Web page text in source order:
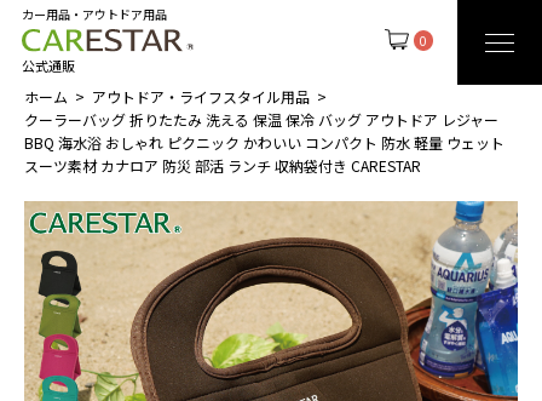
0
カー用品・アウトドア用品
公式通販
ホーム
アウトドア・ライフスタイル用品
クーラーバッグ 折りたたみ 洗える 保温 保冷 バッグ アウトドア レジャー
BBQ 海水浴 おしゃれ ピクニック かわいい コンパクト 防水 軽量 ウェット
スーツ素材 カナロア 防災 部活 ランチ 収納袋付き CARESTAR